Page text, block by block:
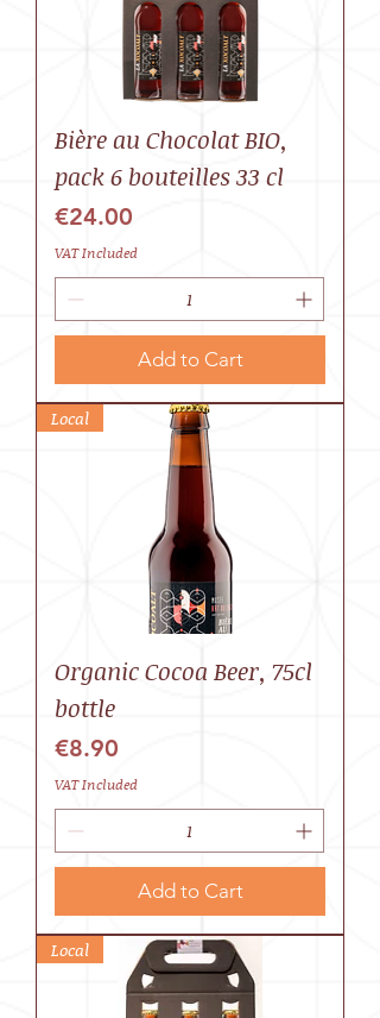
Bière au Chocolat BIO,
pack 6 bouteilles 33 cl
Price
€24.00
VAT Included
Add to Cart
Local
Organic Cocoa Beer, 75cl
bottle
Price
€8.90
VAT Included
Add to Cart
Local